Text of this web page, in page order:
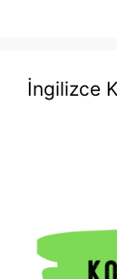
İngilizce